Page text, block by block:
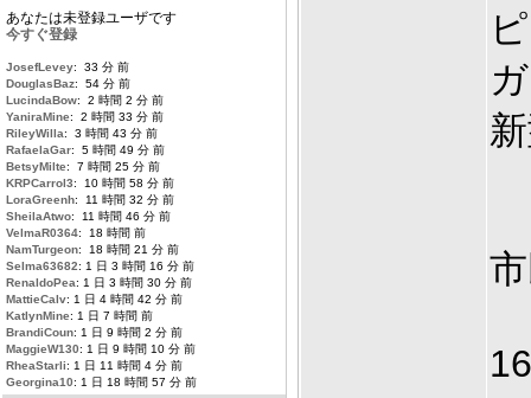
あなたは未登録ユーザです
今すぐ登録
JosefLevey: 33 分 前
DouglasBaz: 54 分 前
LucindaBow: 2 時間 2 分 前
YaniraMine: 2 時間 33 分 前
RileyWilla: 3 時間 43 分 前
RafaelaGar: 5 時間 49 分 前
BetsyMilte: 7 時間 25 分 前
KRPCarrol3: 10 時間 58 分 前
LoraGreenh: 11 時間 32 分 前
SheilaAtwo: 11 時間 46 分 前
VelmaR0364: 18 時間 前
NamTurgeon: 18 時間 21 分 前
Selma63682: 1 日 3 時間 16 分 前
RenaldoPea: 1 日 3 時間 30 分 前
MattieCalv: 1 日 4 時間 42 分 前
KatlynMine: 1 日 7 時間 前
BrandiCoun: 1 日 9 時間 2 分 前
MaggieW130: 1 日 9 時間 10 分 前
RheaStarli: 1 日 11 時間 4 分 前
Georgina10: 1 日 18 時間 57 分 前